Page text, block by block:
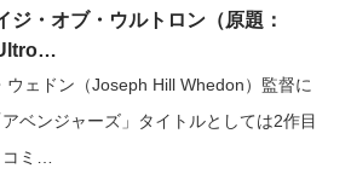
ジ・オブ・ウルトロン（原題：
ェドン（Joseph Hill Whedon）監督に
ベンジャーズ」タイトルとしては2作目
コミ…